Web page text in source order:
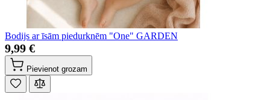
Bodijs ar īsām piedurknēm "One" GARDEN
9,99 €
Pievienot grozam